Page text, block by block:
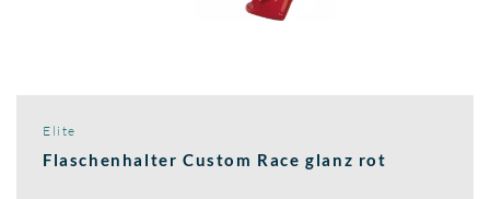
Elite
Flaschenhalter Custom Race glanz rot